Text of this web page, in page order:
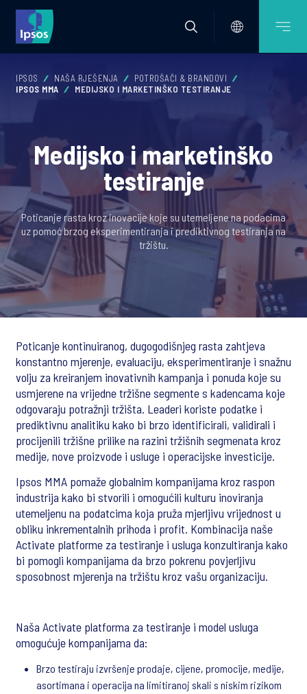
IPSOS NAŠA RJEŠENJA
POTROŠAČI & BRANDOVI
IPSOS MMA
MEDIJSKO I MARKETINŠKO TESTIRANJE
Medijsko i marketinško
testiranje
Poticanje rasta kroz inovacije koje su utemeljene na podacima
uz pomoć brzog eksperimentiranja i prediktivnog testiranja na
tržištu.
Poticanje kontinuiranog, dugogodišnjeg rasta zahtjeva
konstantno mjerenje, evaluaciju, eksperimentiranje i snažnu
volju za kreiranjem inovativnih kampanja i ponuda koje su
usmjerene na vrijedne tržišne segmente s kadencama koje
odgovaraju potražnji tržišta. Leaderi koriste podatke i
prediktivnu analitiku kako bi brzo identificirali, validirali i
procijenili tržišne prilike na razini tržišnih segmenata kroz
medije, nove proizvode i usluge i operacijske investicije.
Ipsos MMA pomaže globalnim kompanijama kroz raspon
industrija kako bi stvorili i omogućili kulturu inoviranja
utemeljenu na podatcima koja pruža mjerljivu vrijednost u
obliku inkrementalnih prihoda i profit. Kombinacija naše
Activate platforme za testiranje i usluga konzultiranja kako
bi pomogli kompanijama da brzo pokrenu povjerljivu
sposobnost mjerenja na tržištu kroz vašu organizaciju.
Naša Activate platforma za testiranje i model usluga
omogućuje kompanijama da:
Brzo testiraju izvršenje prodaje, cijene, promocije, medije,
asortimana i operacija na limitiranoj skali s niskim rizikom